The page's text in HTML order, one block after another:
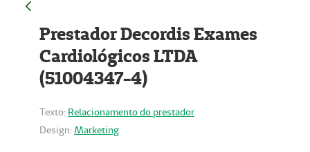
Prestador Decordis Exames
Cardiológicos LTDA
(51004347-4)
Texto: Relacionamento do prestador
Design: Marketing